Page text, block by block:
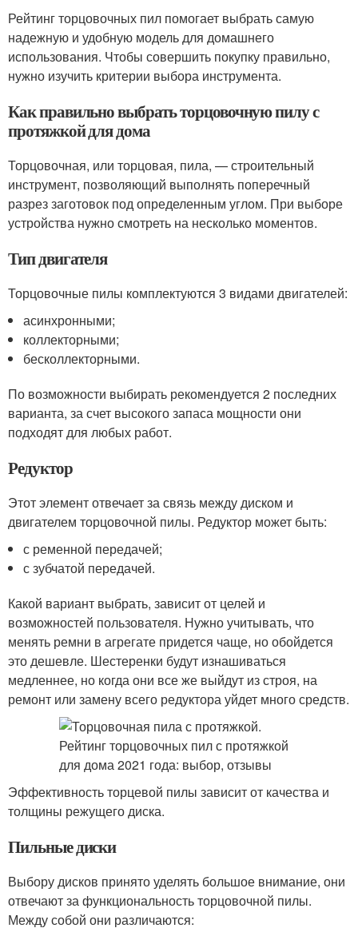
Рейтинг торцовочных пил помогает выбрать самую
надежную и удобную модель для домашнего
использования. Чтобы совершить покупку правильно,
нужно изучить критерии выбора инструмента.
Как правильно выбрать торцовочную пилу с
протяжкой для дома
Торцовочная, или торцовая, пила, — строительный
инструмент, позволяющий выполнять поперечный
разрез заготовок под определенным углом. При выборе
устройства нужно смотреть на несколько моментов.
Тип двигателя
Торцовочные пилы комплектуются 3 видами двигателей:
асинхронными;
коллекторными;
бесколлекторными.
По возможности выбирать рекомендуется 2 последних
варианта, за счет высокого запаса мощности они
подходят для любых работ.
Редуктор
Этот элемент отвечает за связь между диском и
двигателем торцовочной пилы. Редуктор может быть:
с ременной передачей;
с зубчатой передачей.
Какой вариант выбрать, зависит от целей и
возможностей пользователя. Нужно учитывать, что
менять ремни в агрегате придется чаще, но обойдется
это дешевле. Шестеренки будут изнашиваться
медленнее, но когда они все же выйдут из строя, на
ремонт или замену всего редуктора уйдет много средств.
Эффективность торцевой пилы зависит от качества и
толщины режущего диска.
Пильные диски
Выбору дисков принято уделять большое внимание, они
отвечают за функциональность торцовочной пилы.
Между собой они различаются: